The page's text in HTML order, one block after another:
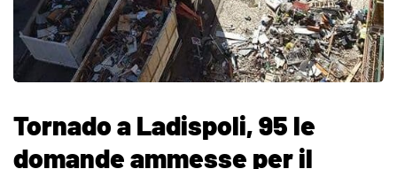
Tornado a Ladispoli, 95 le
domande ammesse per il